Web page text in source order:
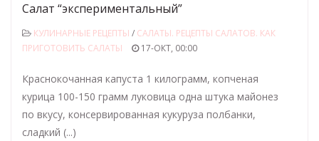
Салат “экспериментальный”
КУЛИНАРНЫЕ РЕЦЕПТЫ / САЛАТЫ. РЕЦЕПТЫ САЛАТОВ. КАК
ПРИГОТОВИТЬ САЛАТЫ
17-ОКТ, 00:00
Краснокочанная капуста 1 килограмм, копченая
курица 100-150 грамм луковица одна штука майонез
по вкусу, консервированная кукуруза полбанки,
сладкий (...)